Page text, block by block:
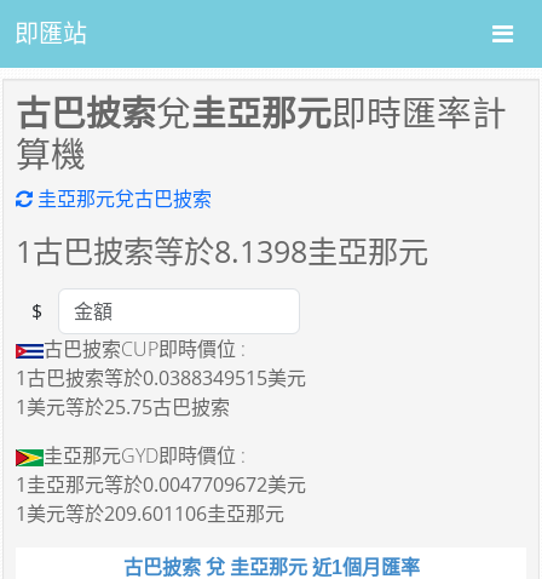
即匯站
古巴披索兌圭亞那元即時匯率計
算機
圭亞那元兌古巴披索
1古巴披索等於8.1398圭亞那元
Amount
$
古巴披索CUP即時價位 :
1古巴披索等於0.0388349515美元
1美元等於25.75古巴披索
圭亞那元GYD即時價位 :
1圭亞那元等於0.0047709672美元
1美元等於209.601106圭亞那元
古巴披索 兌 圭亞那元 近1個月匯率